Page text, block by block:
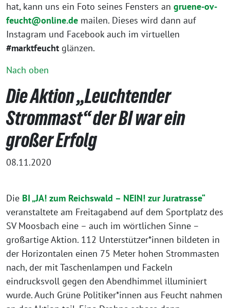
hat, kann uns ein Foto seines Fensters an gruene-ov-
feucht@online.de mailen. Dieses wird dann auf
Instagram und Facebook auch im virtuellen
#marktfeucht glänzen.
Nach oben
Die Aktion „Leuchtender
Strommast“ der BI war ein
großer Erfolg
08.11.2020
Die BI „JA! zum Reichswald – NEIN! zur Juratrasse“
veranstaltete am Freitagabend auf dem Sportplatz des
SV Moosbach eine – auch im wörtlichen Sinne –
großartige Aktion. 112 Unterstützer*innen bildeten in
der Horizontalen einen 75 Meter hohen Strommasten
nach, der mit Taschenlampen und Fackeln
eindrucksvoll gegen den Abendhimmel illuminiert
wurde. Auch Grüne Politiker*innen aus Feucht nahmen